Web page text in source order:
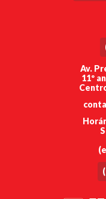
Av.
11º